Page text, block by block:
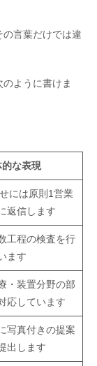
の言葉だけでは違
ように書けま
な表現
には原則1営業
返信します
工程の検査を行
ます
・装置分野の部
応しています
写真付きの提案
出します